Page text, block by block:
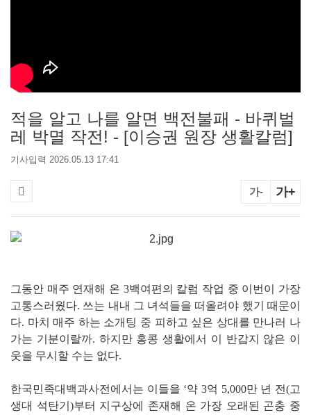
적을 알고 나를 알면 백전불패 - 바퀴벌
레 박멸 작전! - [이승권 원장 생활칼럼]
기사입력 2026.05.13 17:41
가- 가+
그동안 매주 연재해 온 3백여편의 칼럼 작업 중 이번이 가장
고통스러웠다. 쓰는 내내 그 녀석들을 떠올려야 했기 때문이
다. 마치 매주 하는 소개팅 중 피하고 싶은 상대를 만나러 나
가는 기분이랄까. 하지만 홍콩 생활에서 이 반갑지 않은 이
웃을 무시할 수는 없다.
한국민족대백과사전에서는 이들을 ‘약 3억 5,000만 년 전(고
생대 석탄기)부터 지구상에 존재해 온 가장 오래된 곤충 중